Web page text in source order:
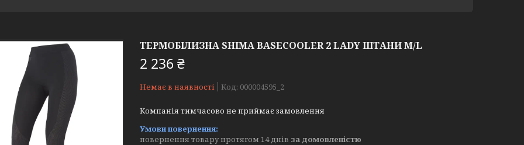
ТЕРМОБІЛИЗНА SHIMA BASECOOLER 2 LADY ШТАНИ M/L
2 236 ₴
Немає в наявності Код: 000004595_2
Компанія тимчасово не приймає замовлення
повернення товару протягом 14 днів за домовленістю